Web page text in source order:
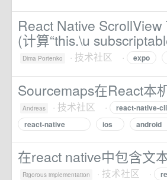
React Native
(计算“this.\u
Dima Portenko · 技术社区 · expo
Sourcemaps在React本
Andreas · 技术社区 · react-native-cli
react-native
ios android
在react native中包含文
Rigorous implementation · 技术社区 ·